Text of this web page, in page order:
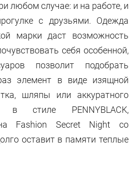
любом случае: и на работе, и
с друзьями. Одежда
марки даст возможность
себя особенной,
позволит подобрать
элемент в виде изящной
шляпы или аккуратного
стиле PENNYBLACK,
на Fashion Secret Night со
оставит в памяти теплые